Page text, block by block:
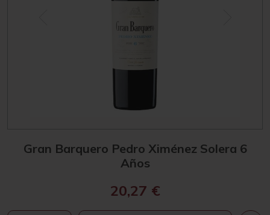
Gran Barquero Pedro Ximénez Solera 6
Años
20,27 €